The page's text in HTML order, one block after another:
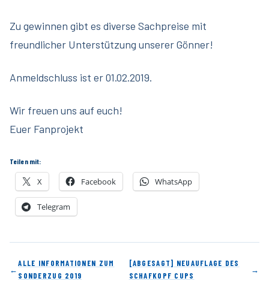
Zu gewinnen gibt es diverse Sachpreise mit
freundlicher Unterstützung unserer Gönner!
Anmeldschluss ist er 01.02.2019.
Wir freuen uns auf euch!
Euer Fanprojekt
Teilen mit:
X Facebook WhatsApp
Telegram
←
ALLE INFORMATIONEN ZUM
SONDERZUG 2019
[ABGESAGT] NEUAUFLAGE DES
SCHAFKOPF CUPS
→